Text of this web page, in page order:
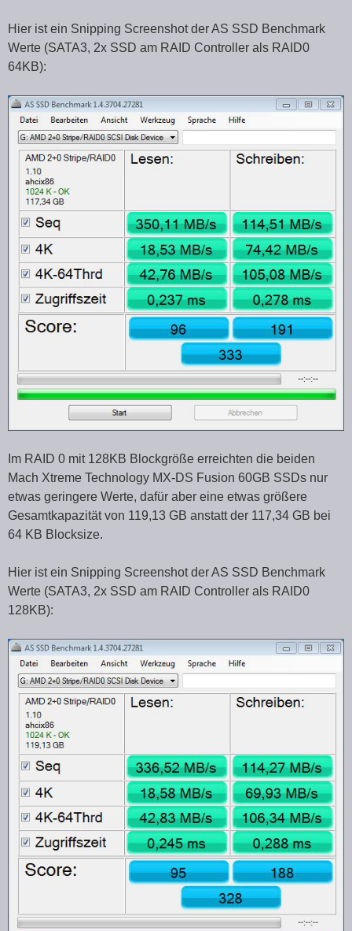
Hier ist ein Snipping Screenshot der AS SSD Benchmark
Werte (SATA3, 2x SSD am RAID Controller als RAID0
64KB):
Im RAID 0 mit 128KB Blockgröße erreichten die beiden
Mach Xtreme Technology MX-DS Fusion 60GB SSDs nur
etwas geringere Werte, dafür aber eine etwas größere
Gesamtkapazität von 119,13 GB anstatt der 117,34 GB bei
64 KB Blocksize.
Hier ist ein Snipping Screenshot der AS SSD Benchmark
Werte (SATA3, 2x SSD am RAID Controller als RAID0
128KB):